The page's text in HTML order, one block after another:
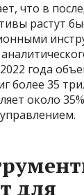
что в
растут
года
более 35
около
для